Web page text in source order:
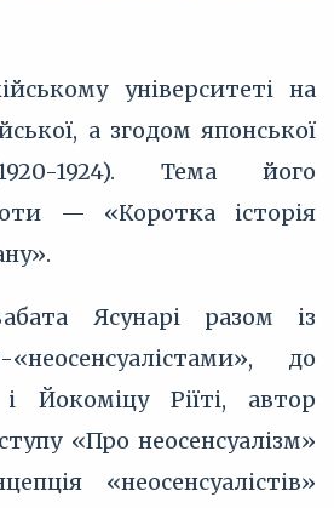
університеті на
а згодом японської
1924). Тема його
— «Коротка історія
Ясунарі разом із
до
Йокоміцу Ріїті, автор
«Про неосенсуалізм»
«неосенсуалістів»